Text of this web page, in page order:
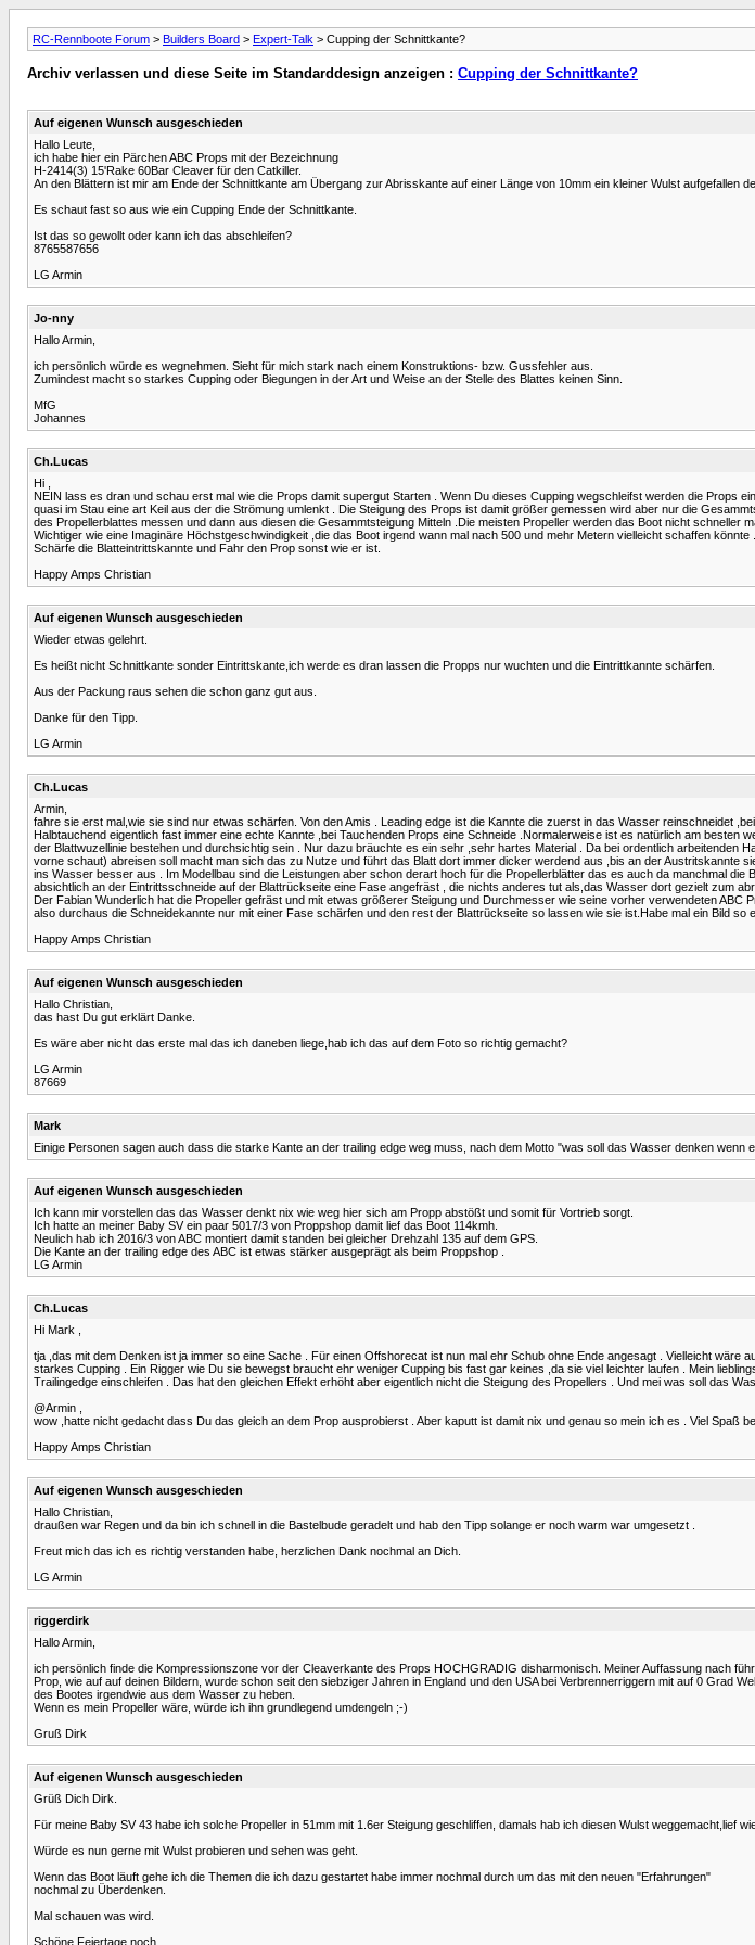
RC-Rennboote Forum > Builders Board > Expert-Talk > Cupping der Schnittkante?
Archiv verlassen und diese Seite im Standarddesign anzeigen : Cupping der Schnittkante?
Auf eigenen Wunsch ausgeschieden
Hallo Leute,
ich habe hier ein Pärchen ABC Props mit der Bezeichnung
H-2414(3) 15'Rake 60Bar Cleaver für den Catkiller.
An den Blättern ist mir am Ende der Schnittkante am Übergang zur Abrisskante auf einer Länge von 10mm ein kleiner Wulst aufgefallen
Es schaut fast so aus wie ein Cupping Ende der Schnittkante.
Ist das so gewollt oder kann ich das abschleifen?
8765587656
LG Armin
Jo-nny
Hallo Armin,
ich persönlich würde es wegnehmen. Sieht für mich stark nach einem Konstruktions- bzw. Gussfehler aus.
Zumindest macht so starkes Cupping oder Biegungen in der Art und Weise an der Stelle des Blattes keinen Sinn.
MfG
Johannes
Ch.Lucas
Hi ,
NEIN lass es dran und schau erst mal wie die Props damit supergut Starten . Wenn Du dieses Cupping wegschleifst werden die Props
quasi im Stau eine art Keil aus der die Strömung umlenkt . Die Steigung des Props ist damit größer gemessen wird aber nur die
des Propellerblattes messen und dann aus diesen die Gesammtsteigung Mitteln .Die meisten Propeller werden das Boot nicht
Wichtiger wie eine Imaginäre Höchstgeschwindigkeit ,die das Boot irgend wann mal nach 500 und mehr Metern vielleicht schaffen könnte .
Schärfe die Blatteintrittskannte und Fahr den Prop sonst wie er ist.
Happy Amps Christian
Auf eigenen Wunsch ausgeschieden
Wieder etwas gelehrt.
Es heißt nicht Schnittkante sonder Eintrittskante,ich werde es dran lassen die Propps nur wuchten und die Eintrittkannte schärfen.
Aus der Packung raus sehen die schon ganz gut aus.
Danke für den Tipp.
LG Armin
Ch.Lucas
Armin,
fahre sie erst mal,wie sie sind nur etwas schärfen. Von den Amis . Leading edge ist die Kannte die zuerst in das Wasser reinschneidet
Halbtauchend eigentlich fast immer eine echte Kannte ,bei Tauchenden Props eine Schneide .Normalerweise ist es natürlich am
der Blattwuzellinie bestehen und durchsichtig sein . Nur dazu bräuchte es ein sehr ,sehr hartes Material . Da bei ordentlich
vorne schaut) abreisen soll macht man sich das zu Nutze und führt das Blatt dort immer dicker werdend aus ,bis an der Austritskannte
ins Wasser besser aus . Im Modellbau sind die Leistungen aber schon derart hoch für die Propellerblätter das es auch da manchmal
absichtlich an der Eintrittsschneide auf der Blattrückseite eine Fase angefräst , die nichts anderes tut als,das Wasser dort gezielt zum
Der Fabian Wunderlich hat die Propeller gefräst und mit etwas größerer Steigung und Durchmesser wie seine vorher verwendeten
also durchaus die Schneidekannte nur mit einer Fase schärfen und den rest der Blattrückseite so lassen wie sie ist.Habe mal ein Bild
Happy Amps Christian
Auf eigenen Wunsch ausgeschieden
Hallo Christian,
das hast Du gut erklärt Danke.
Es wäre aber nicht das erste mal das ich daneben liege,hab ich das auf dem Foto so richtig gemacht?
LG Armin
87669
Mark
Einige Personen sagen auch dass die starke Kante an der trailing edge weg muss, nach dem Motto "was soll das Wasser denken wenn
Auf eigenen Wunsch ausgeschieden
Ich kann mir vorstellen das das Wasser denkt nix wie weg hier sich am Propp abstößt und somit für Vortrieb sorgt.
Ich hatte an meiner Baby SV ein paar 5017/3 von Proppshop damit lief das Boot 114kmh.
Neulich hab ich 2016/3 von ABC montiert damit standen bei gleicher Drehzahl 135 auf dem GPS.
Die Kante an der trailing edge des ABC ist etwas stärker ausgeprägt als beim Proppshop .
LG Armin
Ch.Lucas
Hi Mark ,
tja ,das mit dem Denken ist ja immer so eine Sache . Für einen Offshorecat ist nun mal ehr Schub ohne Ende angesagt . Vielleicht
starkes Cupping . Ein Rigger wie Du sie bewegst braucht ehr weniger Cupping bis fast gar keines ,da sie viel leichter laufen . Mein
Trailingedge einschleifen . Das hat den gleichen Effekt erhöht aber eigentlich nicht die Steigung des Propellers . Und mei was soll das
@Armin ,
wow ,hatte nicht gedacht dass Du das gleich an dem Prop ausprobierst . Aber kaputt ist damit nix und genau so mein ich es . Viel Spaß
Happy Amps Christian
Auf eigenen Wunsch ausgeschieden
Hallo Christian,
draußen war Regen und da bin ich schnell in die Bastelbude geradelt und hab den Tipp solange er noch warm war umgesetzt .
Freut mich das ich es richtig verstanden habe, herzlichen Dank nochmal an Dich.
LG Armin
riggerdirk
Hallo Armin,
ich persönlich finde die Kompressionszone vor der Cleaverkante des Props HOCHGRADIG disharmonisch. Meiner Auffassung nach
Prop, wie auf auf deinen Bildern, wurde schon seit den siebziger Jahren in England und den USA bei Verbrennerriggern mit auf 0 Grad
des Bootes irgendwie aus dem Wasser zu heben.
Wenn es mein Propeller wäre, würde ich ihn grundlegend umdengeln ;-)
Gruß Dirk
Auf eigenen Wunsch ausgeschieden
Grüß Dich Dirk.
Für meine Baby SV 43 habe ich solche Propeller in 51mm mit 1.6er Steigung geschliffen, damals hab ich diesen Wulst weggemacht,lief
Würde es nun gerne mit Wulst probieren und sehen was geht.
Wenn das Boot läuft gehe ich die Themen die ich dazu gestartet habe immer nochmal durch um das mit den neuen "Erfahrungen"
nochmal zu Überdenken.
Mal schauen was wird.
Schöne Feiertage noch.